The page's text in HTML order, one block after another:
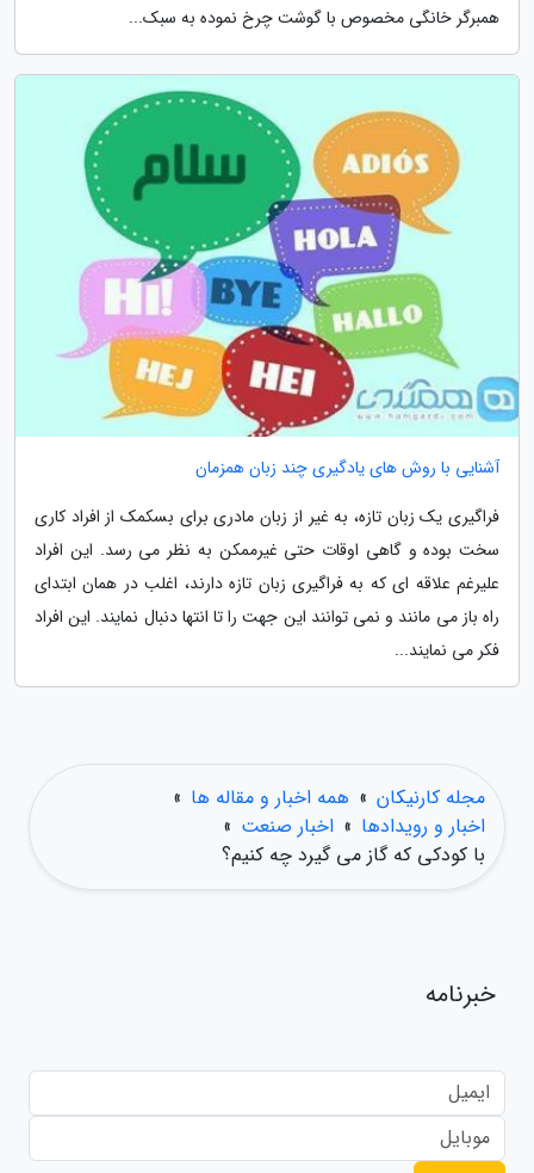
همبرگر خانگی مخصوص با گوشت چرخ نموده به سبک...
آشنایی با روش های یادگیری چند زبان همزمان
فراگیری یک زبان تازه، به غیر از زبان مادری برای بسکمک از افراد کاری
سخت بوده و گاهی اوقات حتی غیرممکن به نظر می رسد. این افراد
علیرغم علاقه ای که به فراگیری زبان تازه دارند، اغلب در همان ابتدای
راه باز می مانند و نمی توانند این جهت را تا انتها دنبال نمایند. این افراد
فکر می نمایند...
مجله کارنیکان » همه اخبار و مقاله ها »
اخبار و رویدادها » اخبار صنعت »
با کودکی که گاز می گیرد چه کنیم؟
خبرنامه